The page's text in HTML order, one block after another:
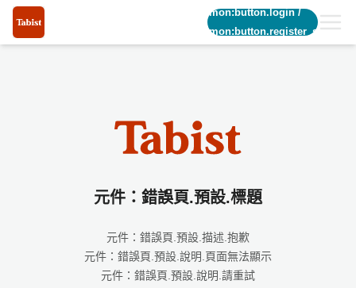
common:button.login/
common:button.register_short
元件：錯誤頁.預設.標題
元件：錯誤頁.預設.描述.抱歉
元件：錯誤頁.預設.說明.頁面無法顯示
元件：錯誤頁.預設.說明.請重試